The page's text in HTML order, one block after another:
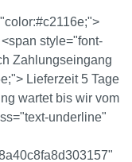
style="font-
Zahlungseingang
Lieferzeit 5 Tage
wartet bis wir vom
underline"